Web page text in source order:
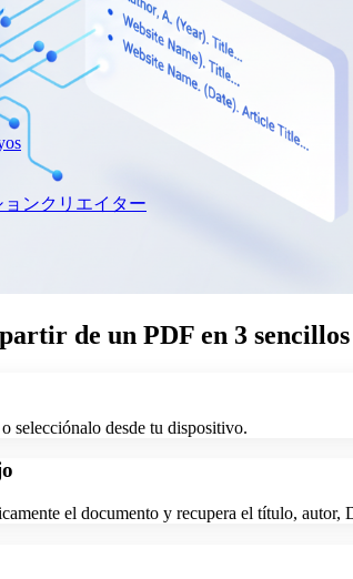
ンクリエイター
de un PDF en 3 sencillos
selecciónalo desde tu dispositivo.
el documento y recupera el título,